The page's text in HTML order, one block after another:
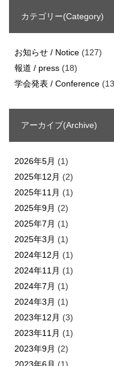
カテゴリー(Category)
お知らせ / Notice (127)
報道 / press (18)
学会発表 / Conference
アーカイブ(Archive)
2026年5月 (1)
2025年12月 (2)
2025年11月 (1)
2025年9月 (2)
2025年7月 (1)
2025年3月 (1)
2024年12月 (1)
2024年11月 (1)
2024年7月 (1)
2024年3月 (1)
2023年12月 (3)
2023年11月 (1)
2023年9月 (2)